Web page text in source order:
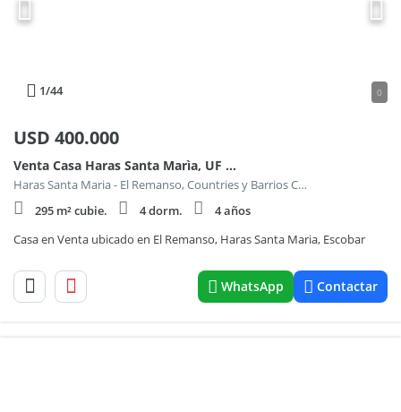
1/44 0
USD 400.000
Venta Casa Haras Santa Marìa, UF 284, 5 Amb. en 2 Plantas, El Remanso. ALQUILADA .
Haras Santa Maria - El Remanso, Countries y Barrios Cerrados en Escobar
295 m² cubie.
4 dorm.
4 años
Casa en Venta ubicado en El Remanso, Haras Santa Maria, Escobar
WhatsApp Contactar